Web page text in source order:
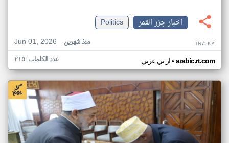
اخبار جزر القمر
Politics
Jun 01, 2026
منذ شهرين TN75KY
ار تي عربي• arabic.rt.com عدد الكلمات: ٢١٥